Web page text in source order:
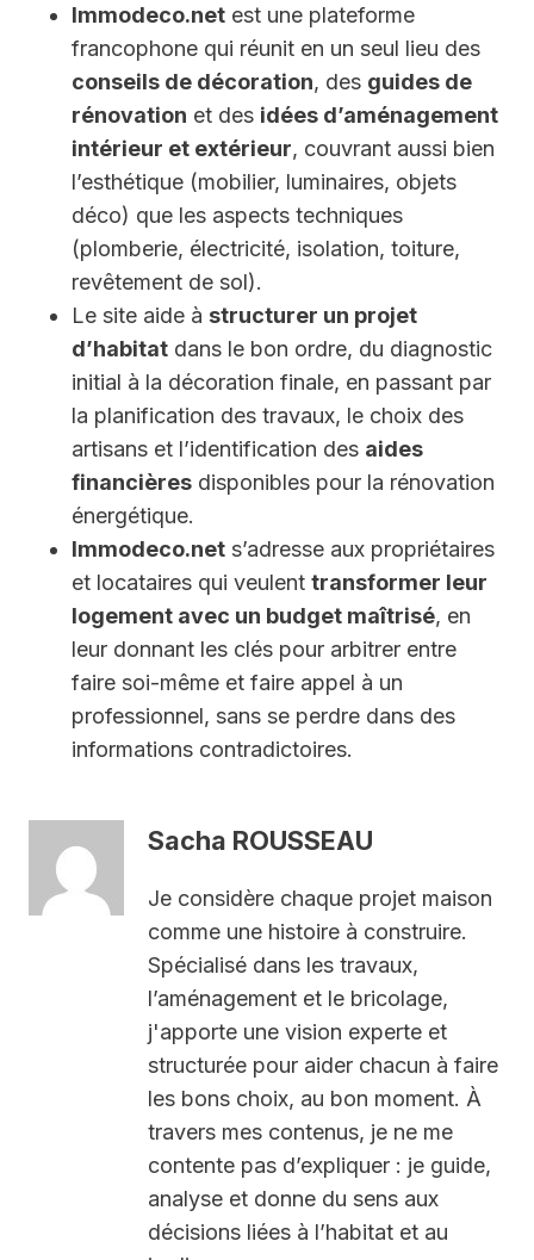
Immodeco.net est une plateforme
francophone qui réunit en un seul lieu des
conseils de décoration, des guides de
rénovation et des idées d’aménagement
intérieur et extérieur, couvrant aussi bien
l’esthétique (mobilier, luminaires, objets
déco) que les aspects techniques
(plomberie, électricité, isolation, toiture,
revêtement de sol).
Le site aide à structurer un projet
d’habitat dans le bon ordre, du diagnostic
initial à la décoration finale, en passant par
la planification des travaux, le choix des
artisans et l’identification des aides
financières disponibles pour la rénovation
énergétique.
Immodeco.net s’adresse aux propriétaires
et locataires qui veulent transformer leur
logement avec un budget maîtrisé, en
leur donnant les clés pour arbitrer entre
faire soi-même et faire appel à un
professionnel, sans se perdre dans des
informations contradictoires.
Sacha ROUSSEAU
Je considère chaque projet maison
comme une histoire à construire.
Spécialisé dans les travaux,
l’aménagement et le bricolage,
j'apporte une vision experte et
structurée pour aider chacun à faire
les bons choix, au bon moment. À
travers mes contenus, je ne me
contente pas d’expliquer : je guide,
analyse et donne du sens aux
décisions liées à l’habitat et au